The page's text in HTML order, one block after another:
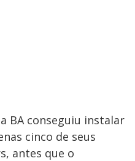
BA conseguiu instalar
cinco de seus
antes que o